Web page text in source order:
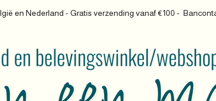
en Nederland - Gratis verzending vanaf €100 -